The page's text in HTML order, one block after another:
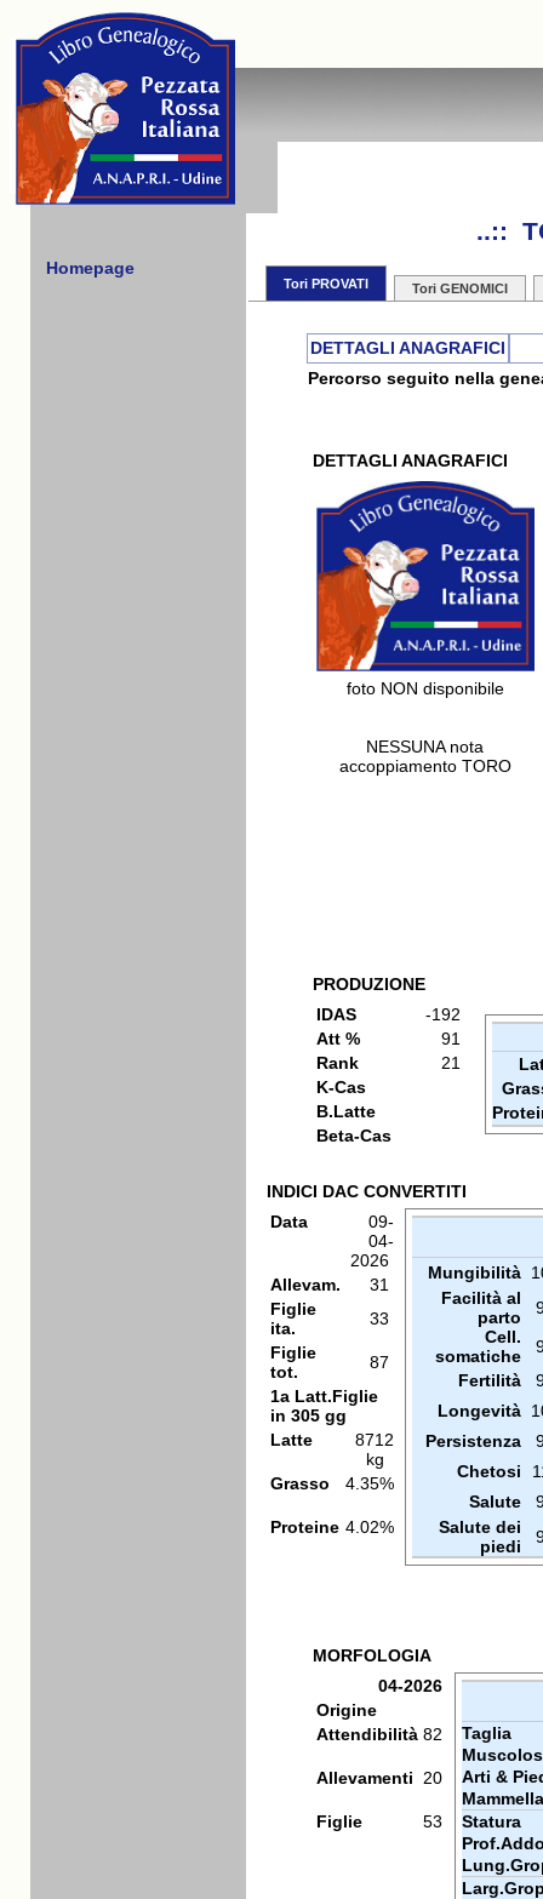
Homepage
..::
Tori PROVATI Tori GENOMICI
DETTAGLI ANAGRAFICI
Percorso seguito nella
DETTAGLI ANAGRAFICI
foto NON disponibile
NESSUNA nota
accoppiamento TORO
PRODUZIONE
IDAS
-192
Att %
91
Rank
21
K-Cas
B.Latte
Beta-Cas
INDICI DAC CONVERTITI
Data
09-
04-
2026
Allevam.
31
Figlie
ita.
33
Figlie
tot.
87
1a Latt.Figlie
in 305 gg
Latte
8712
kg
Grasso
4.35%
Proteine 4.02%
Mungibilità
Facilità al
parto
Cell.
somatiche
Fertilità
Longevità
Persistenza
Chetosi
Salute
Salute dei
piedi
MORFOLOGIA
04-2026
Origine
Attendibilità 82
Allevamenti 20
Figlie 53
Taglia
Arti &
Mammella
Statura